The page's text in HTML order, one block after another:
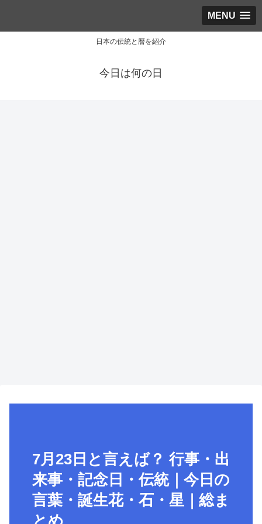
MENU
日本の伝統と暦を紹介
今日は何の日
7月23日と言えば？ 行事・出
来事・記念日・伝統｜今日の
言葉・誕生花・石・星｜総ま
とめ